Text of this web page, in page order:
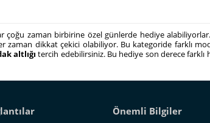
çoğu zaman birbirine özel günlerde hediye
dikkat çekici olabiliyor. Bu kategoride farklı
altlığıtercih edebilirsiniz. Bu hediye son derece farklı
Önemli Bilgiler